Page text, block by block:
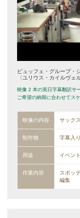
ビュッフェ・グループ・
〈ユリウス・カイルヴェ
映像 2 本の英日字幕翻訳サ
ご希望の納期に合わせてス
映像の内容 サック
制作物 字幕入
用途 イベン
作業内容
スポッ
編集